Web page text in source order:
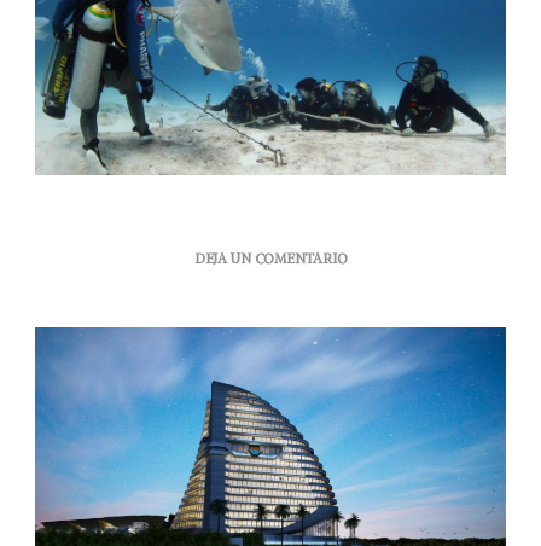
DEJA UN COMENTARIOEN
CANCÚN
SAVING
ESFUERZOS
PARA
SALVAR
AL